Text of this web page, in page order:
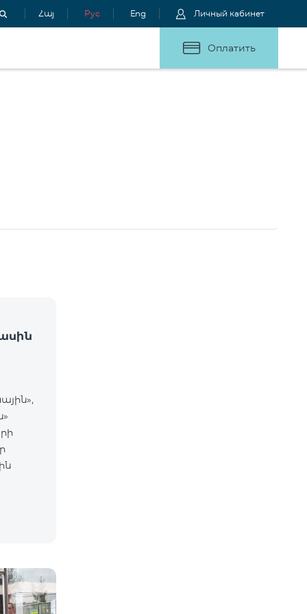
Հայ Рус Eng Личный кабинет
Оплатить